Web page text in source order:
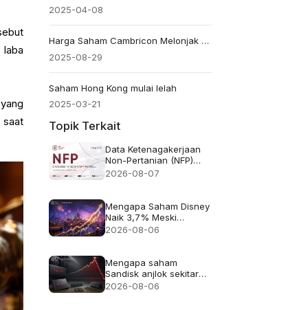
laba
saat
2025-04-08
Harga Saham Cambricon Melonjak 130% di Bulan Agustus Saja
2025-08-29
Saham Hong Kong mulai lelah
2025-03-21
Topik Terkait
Data Ketenagakerjaan
Non-Pertanian (NFP)
untuk Juli 2026 -
2026-08-07
Mengapa Saham Disney
Naik 3,7% Meski
Pendapatan Meleset
2026-08-06
Mengapa saham
Sandisk anjlok sekitar
13% meskipun
2026-08-06